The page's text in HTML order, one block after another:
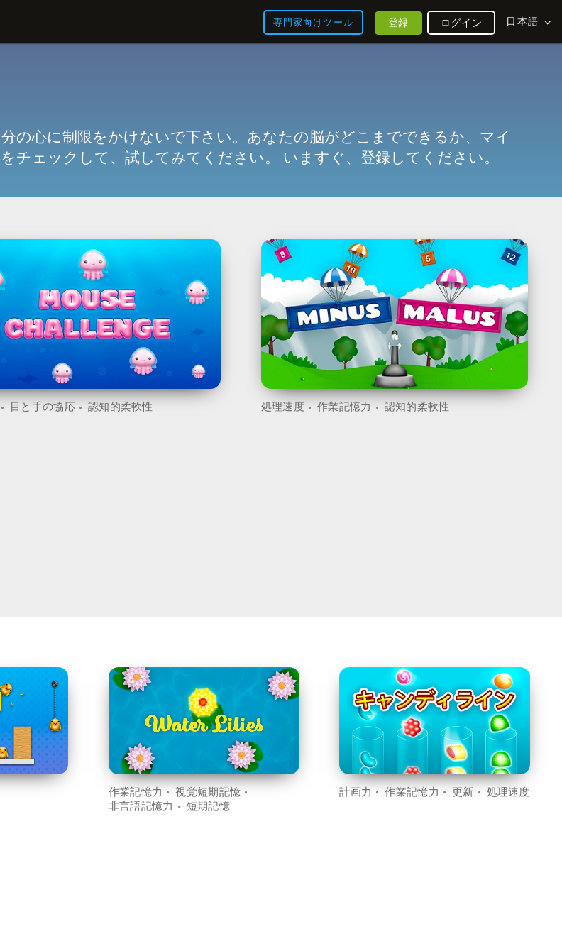
専門家向けツール 日本語
ログイン
登録
の心に制限をかけないで下さい。あなたの脳がどこまでできるか、マイ
チェックして、試してみてください。 いますぐ、登録してください。
目と手の協応 認知的柔軟性 処理速度 作業記憶力 認知的柔軟性
作業記憶力
視覚短期記憶
非言語記憶力
短期記憶
計画力 作業記憶力 更新 処理速度